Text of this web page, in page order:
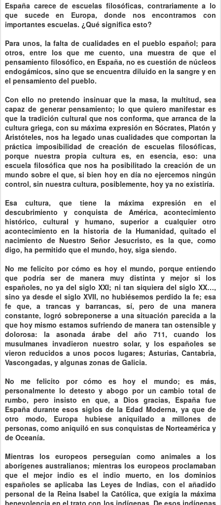
España carece de escuelas filosóficas, contrariamente a lo
que sucede en Europa, donde nos encontramos con
importantes escuelas. ¿Qué significa esto?
Para unos, la falta de cualidades en el pueblo español; para
otros, entre los que me cuento, una muestra de que el
pensamiento filosófico, en España, no es cuestión de núcleos
endogámicos, sino que se encuentra diluido en la sangre y en
el pensamiento del pueblo.
Con ello no pretendo insinuar que la masa, la multitud, sea
capaz de generar pensamiento; lo que quiero manifestar es
que la tradición cultural que nos conforma, que arranca de la
cultura griega, con su máxima expresión en Sócrates, Platón y
Aristóteles, nos ha legado unas cualidades que comportan la
práctica imposibilidad de creación de escuelas filosóficas,
porque nuestra propia cultura es, en esencia, eso: una
escuela filosófica que nos ha posibilitado la creación de un
mundo sobre el que, si bien hoy en día no ejercemos ningún
control, sin nuestra cultura, posiblemente, hoy ya no existiría.
Esa cultura, que tiene la máxima expresión en el
descubrimiento y conquista de América, acontecimiento
histórico, cultural y humano, superior a cualquier otro
acontecimiento en la historia de la Humanidad, quitado el
nacimiento de Nuestro Señor Jesucristo, es la que, como
digo, ha permitido que el mundo, hoy, siga siendo.
No me felicito por cómo es hoy el mundo, porque entiendo
que podría ser de manera muy distinta y mejor si los
españoles, no ya del siglo XXI; ni tan siquiera del siglo XX…,
sino ya desde el siglo XVII, no hubiésemos perdido la fe; esa
fe que, a trancas y barrancas, sí, pero de una manera
constante, logró sobreponerse a una situación parecida a la
que hoy mismo estamos sufriendo de manera tan ostensible y
dolorosa: la asonada árabe del año 711, cuando los
musulmanes invadieron nuestro solar, y los españoles se
vieron reducidos a unos pocos lugares; Asturias, Cantabria,
Vascongadas, y algunas zonas de Galicia.
No me felicito por cómo es hoy el mundo; es más,
personalmente lo detesto y abogo por un cambio total de
rumbo, pero insisto en que, a Dios gracias, España fue
España durante esos siglos de la Edad Moderna, ya que de
otro modo, Europa hubiese aniquilado a millones de
personas, como aniquiló en sus conquistas de Norteamérica y
de Oceanía.
Mientras los europeos perseguían como animales a los
aborígenes australianos; mientras los europeos proclamaban
que el mejor indio es el indio muerto, en los dominios
españoles se aplicaba las Leyes de Indias, con el añadido
personal de la Reina Isabel la Católica, que exigía la máxima
benevolencia en el trato con los indígenas. De esos indígenas